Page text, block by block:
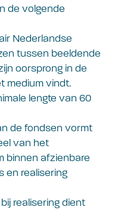
de volgende
Nederlandse
tussen beeldende
oorsprong in de
medium vindt.
lengte van 60
de fondsen vormt
van het
binnen afzienbare
en realisering
realisering dient